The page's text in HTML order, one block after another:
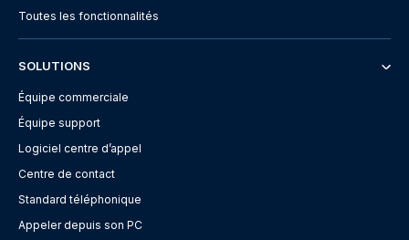
Toutes les fonctionnalités
SOLUTIONS
Équipe commerciale
Équipe support
Logiciel centre d’appel
Centre de contact
Standard téléphonique
Appeler depuis son PC